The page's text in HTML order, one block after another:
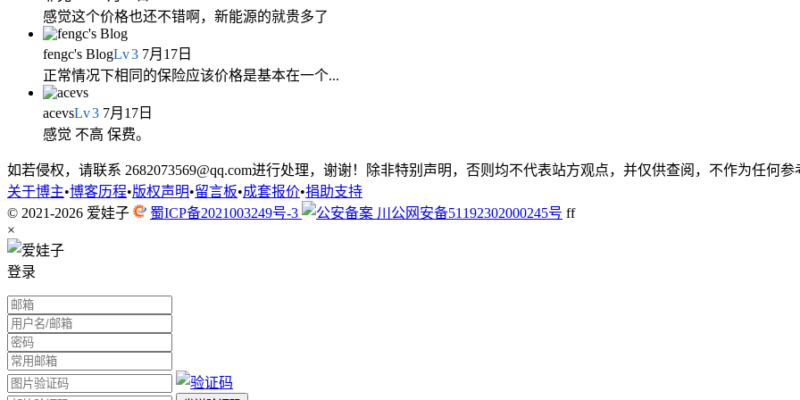
感觉这个价格也还不错啊，新能源的就贵多了
fengc's BlogLv3 7月17日
正常情况下相同的保险应该价格是基本在一个...
acevsLv3 7月17日
感觉 不高 保费。
如若侵权，请联系 2682073569@qq.com进行处理，谢谢！除非特别声明，否则均不代表站方观点，并仅供查阅，不作为任何参
关于博主•博客历程•版权声明•留言板•成套报价•捐助支持
© 2021-2026 爱娃子 蜀ICP备2021003249号-3 川公网安备51192302000245号 ff
×
登录